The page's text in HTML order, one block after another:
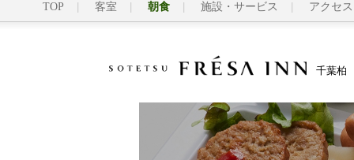
TOP 客室 朝食 施設・サービス アクセス
千葉柏